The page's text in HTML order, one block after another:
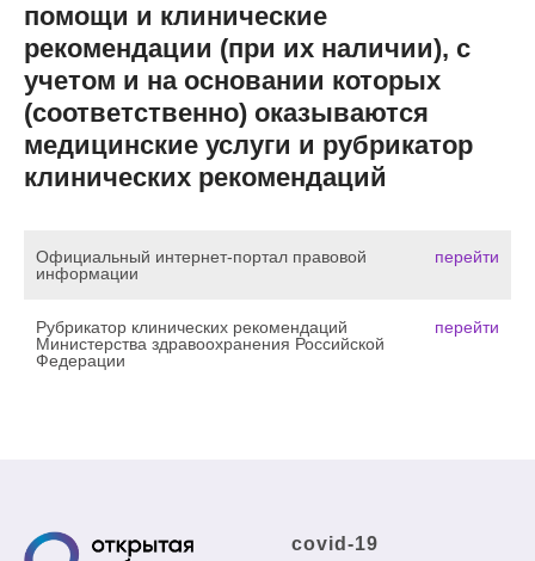
помощи и клинические
рекомендации (при их наличии), с
учетом и на основании которых
(соответственно) оказываются
медицинские услуги и рубрикатор
клинических рекомендаций
Официальный интернет-портал правовой
информации
перейти
Рубрикатор клинических рекомендаций
Министерства здравоохранения Российской
Федерации
перейти
covid-19